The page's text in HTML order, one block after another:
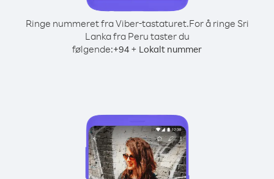
Ringe nummeret fra Viber-tastaturet.For å ringe Sri
Lanka fra Peru taster du
følgende:+94 + Lokalt nummer